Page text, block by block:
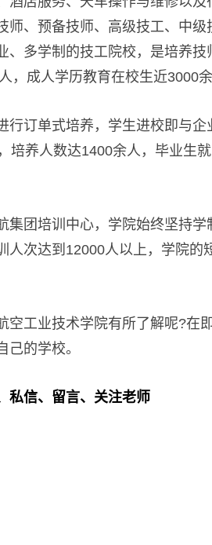
师、预备技师、高级技工、中级
、多学制的技工院校，是培养技
，成人学历教育在校生近3000余
行订单式培养，学生进校即与
培养人数达1400余人，毕业生
集团培训中心，学院始终坚持学
人次达到12000人以上，学院的
空工业技术学院有所了解呢?在
的学校。
私信、留言、关注老师